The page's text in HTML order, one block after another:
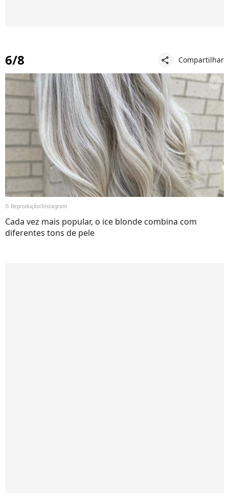
6/8 share Compartilhar
© Reprodução/Instagram
Cada vez mais popular, o ice blonde combina com
diferentes tons de pele